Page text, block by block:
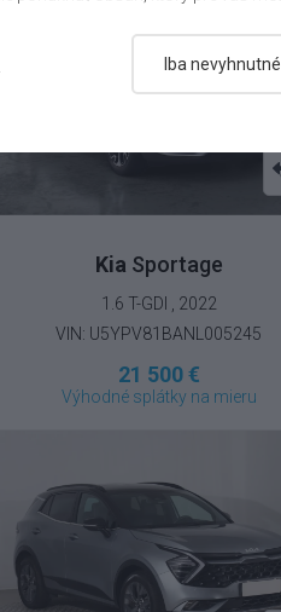
Kia Sportage
1.6 T-GDI , 2022
VIN: U5YPV81BANL005245
21 500 €
Výhodné splátky na mieru
Iba nevyhnutné